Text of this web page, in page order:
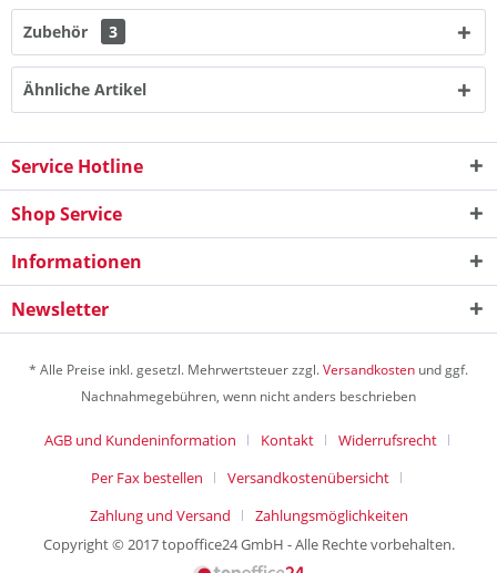
Zubehör 3
Ähnliche Artikel
Service Hotline
Shop Service
Informationen
Newsletter
* Alle Preise inkl. gesetzl. Mehrwertsteuer zzgl.Versandkosten und ggf.
Nachnahmegebühren, wenn nicht anders beschrieben
AGB und Kundeninformation Kontakt
Widerrufsrecht
Per Fax bestellen
Versandkostenübersicht
Zahlung und Versand
Zahlungsmöglichkeiten
Copyright © 2017 topoffice24 GmbH - Alle Rechte vorbehalten.